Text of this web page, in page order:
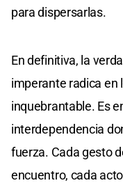
para dispersarlas.
En definitiva, la
imperante radica en
inquebrantable. Es
interdependencia
fuerza. Cada gesto
encuentro, cada